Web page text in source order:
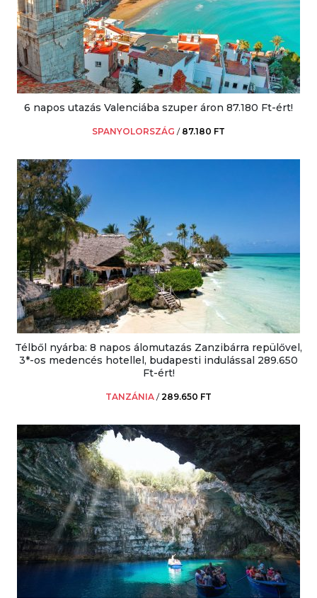
6 napos utazás Valenciába szuper áron 87.180 Ft-ért!
SPANYOLORSZÁG / 87.180 FT
Télből nyárba: 8 napos álomutazás Zanzibárra repülővel,
3*-os medencés hotellel, budapesti indulással 289.650
Ft-ért!
TANZÁNIA /289.650 FT